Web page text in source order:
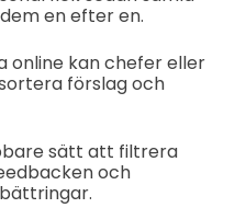
en efter en.
online kan chefer eller
förslag och
sätt att filtrera
och